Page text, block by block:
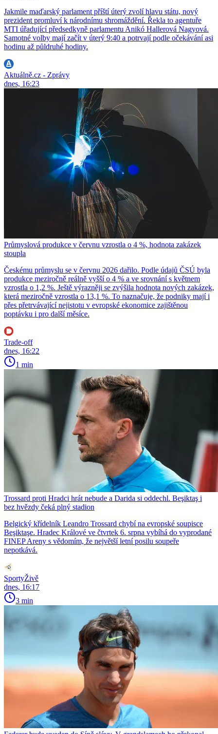
Jakmile maďarský parlament příští úterý zvolí hlavu státu, nový
prezident promluví k národnímu shromáždění. Řekla to agentuře
MTI úřadující předsedkyně parlamentu Anikó Hallerová Nagyová.
Samotné volby mají začít v úterý 9:40 a potrvají podle očekávání asi
hodinu až půldruhé hodiny.
Aktuálně.cz - Zprávy
dnes, 16:23
Průmyslová produkce v červnu vzrostla o 4 %, hodnota zakázek
stoupla
Českému průmyslu se v červnu 2026 dařilo. Podle údajů ČSÚ byla
produkce meziročně reálně vyšší o 4 % a ve srovnání s květnem
vzrostla o 1,2 %. Ještě výrazněji se zvýšila hodnota nových zakázek,
která meziročně vzrostla o 13,1 %. To naznačuje, že podniky mají i
přes přetrvávající nejistotu v evropské ekonomice zajištěnou
poptávku i pro další měsíce.
Trade-off
dnes, 16:22
1 min
Trossard proti Hradci hrát nebude a Darida si oddechl. Beşiktaş i
bez hvězdy čeká plný stadion
Belgický křídelník Leandro Trossard chybí na evropské soupisce
Beşiktaşe. Hradec Králové ve čtvrtek 6. srpna vybíhá do vyprodané
FINEP Areny s vědomím, že největší letní posilu soupeře
nepotkává.
SportyŽivě
dnes, 16:17
3 min